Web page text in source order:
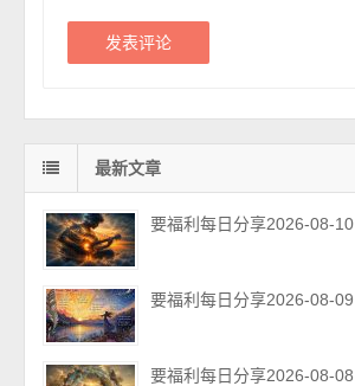
最新文章
要福利每日分享2026-08-10
要福利每日分享2026-08-09
要福利每日分享2026-08-08